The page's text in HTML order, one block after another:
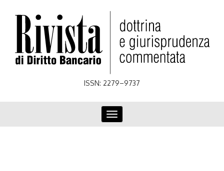
ISSN: 2279–9737
Toggle
navigation